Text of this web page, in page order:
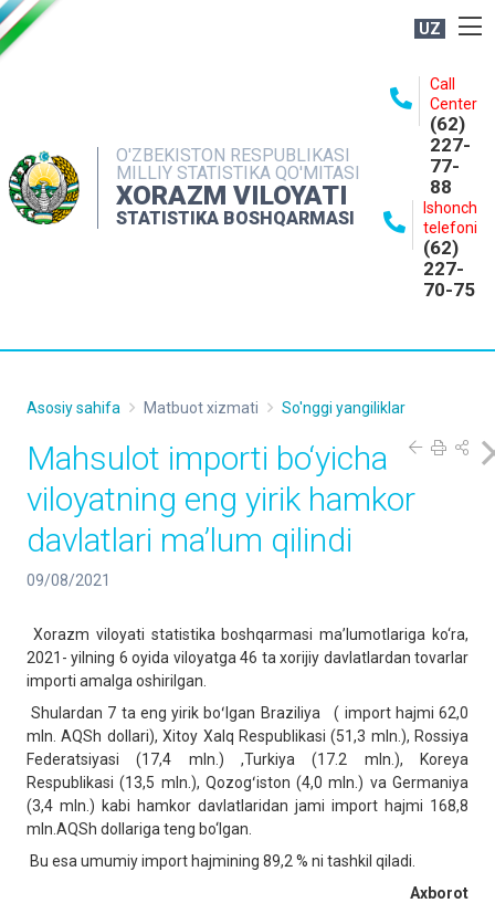
UZ
O'ZBEKISTON RESPUBLIKASI
MILLIY STATISTIKA QO'MITASI
XORAZM VILOYATI
STATISTIKA BOSHQARMASI
Call
Center
(62)
227-
77-
88
Ishonch
telefoni
(62)
227-
70-75
NASHRLAR
INTERAKTIV XIZMATLAR
MATBUOT XIZMATI
Asosiy sahifa Matbuot xizmati So'nggi yangiliklar
Mahsulot importi bo‘yicha
viloyatning eng yirik hamkor
davlatlari ma’lum qilindi
09/08/2021
Xorazm viloyati statistika boshqarmasi ma’lumotlariga ko‘ra,
2021- yilning 6 oyida viloyatga 46 ta xorijiy davlatlardan tovarlar
importi amalga oshirilgan.
Shulardan 7 ta eng yirik boʻlgan Braziliya ( import hajmi 62,0
mln. AQSh dollari), Xitoy Xalq Respublikasi (51,3 mln.), Rossiya
Federatsiyasi (17,4 mln.) ,Turkiya (17.2 mln.), Koreya
Respublikasi (13,5 mln.), Qozogʻiston (4,0 mln.) va Germaniya
(3,4 mln.) kabi hamkor davlatlaridan jami import hajmi 168,8
mln.AQSh dollariga teng bo‘lgan.
Bu esa umumiy import hajmining 89,2 % ni tashkil qiladi.
Axborot